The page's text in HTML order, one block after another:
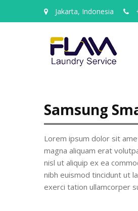
Jakarta, Indonesia
Samsung
Lorem ipsum dolor sit
magna aliquam erat
nisl ut aliquip ex ea
nibh euismod tincidunt ut
exerci tation ullamcorper